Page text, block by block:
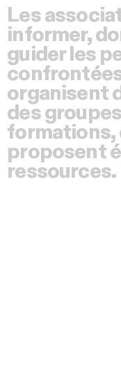
Les
informer,
guider les
organisent
des
formations,
proposent
ressources.